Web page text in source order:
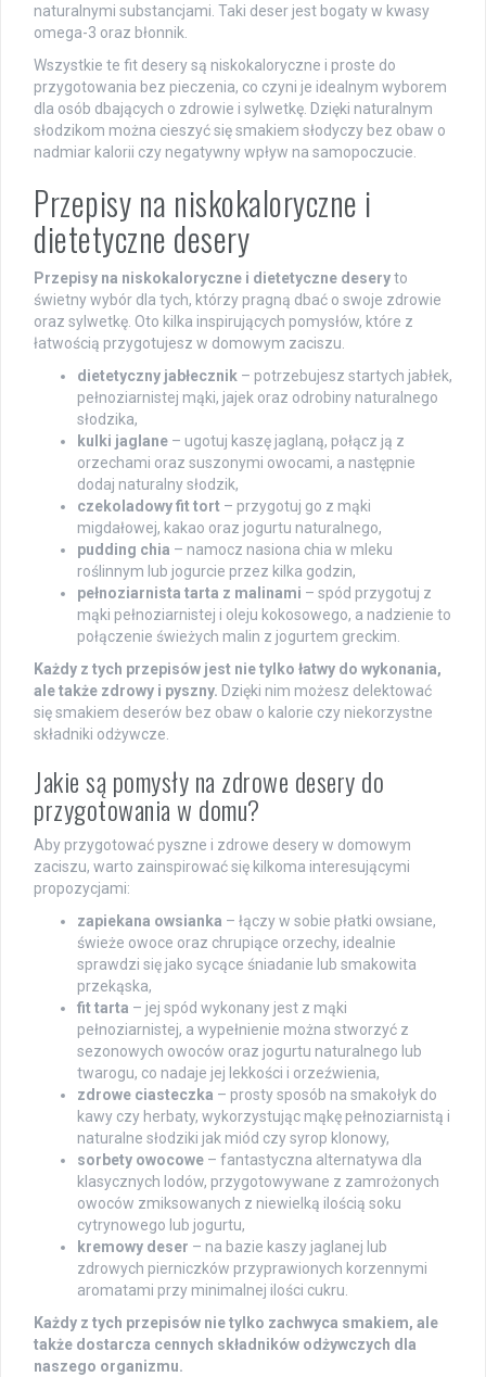
naturalnymi substancjami. Taki deser jest bogaty w kwasy
omega-3 oraz błonnik.
Wszystkie te fit desery są niskokaloryczne i proste do
przygotowania bez pieczenia, co czyni je idealnym wyborem
dla osób dbających o zdrowie i sylwetkę. Dzięki naturalnym
słodzikom można cieszyć się smakiem słodyczy bez obaw o
nadmiar kalorii czy negatywny wpływ na samopoczucie.
Przepisy na niskokaloryczne i
dietetyczne desery
Przepisy na niskokaloryczne i dietetyczne deseryto
świetny wybór dla tych, którzy pragną dbać o swoje zdrowie
oraz sylwetkę. Oto kilka inspirujących pomysłów, które z
łatwością przygotujesz w domowym zaciszu.
dietetyczny jabłecznik – potrzebujesz startych jabłek,
pełnoziarnistej mąki, jajek oraz odrobiny naturalnego
słodzika,
kulki jaglane – ugotuj kaszę jaglaną, połącz ją z
orzechami oraz suszonymi owocami, a następnie
dodaj naturalny słodzik,
czekoladowy fit tort – przygotuj go z mąki
migdałowej, kakao oraz jogurtu naturalnego,
pudding chia – namocz nasiona chia w mleku
roślinnym lub jogurcie przez kilka godzin,
pełnoziarnista tarta z malinami – spód przygotuj z
mąki pełnoziarnistej i oleju kokosowego, a nadzienie to
połączenie świeżych malin z jogurtem greckim.
Każdy z tych przepisów jest nie tylko łatwy do wykonania,
ale także zdrowy i pyszny. Dzięki nim możesz delektować
się smakiem deserów bez obaw o kalorie czy niekorzystne
składniki odżywcze.
Jakie są pomysły na zdrowe desery do
przygotowania w domu?
Aby przygotować pyszne i zdrowe desery w domowym
zaciszu, warto zainspirować się kilkoma interesującymi
propozycjami:
zapiekana owsianka – łączy w sobie płatki owsiane,
świeże owoce oraz chrupiące orzechy, idealnie
sprawdzi się jako sycące śniadanie lub smakowita
przekąska,
fit tarta – jej spód wykonany jest z mąki
pełnoziarnistej, a wypełnienie można stworzyć z
sezonowych owoców oraz jogurtu naturalnego lub
twarogu, co nadaje jej lekkości i orzeźwienia,
zdrowe ciasteczka – prosty sposób na smakołyk do
kawy czy herbaty, wykorzystując mąkę pełnoziarnistą i
naturalne słodziki jak miód czy syrop klonowy,
sorbety owocowe – fantastyczna alternatywa dla
klasycznych lodów, przygotowywane z zamrożonych
owoców zmiksowanych z niewielką ilością soku
cytrynowego lub jogurtu,
kremowy deser – na bazie kaszy jaglanej lub
zdrowych pierniczków przyprawionych korzennymi
aromatami przy minimalnej ilości cukru.
Każdy z tych przepisów nie tylko zachwyca smakiem, ale
także dostarcza cennych składników odżywczych dla
naszego organizmu.